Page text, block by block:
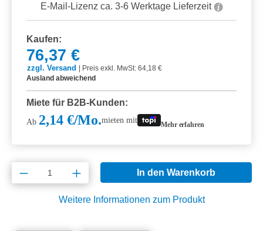
E-Mail-Lizenz ca. 3-6 Werktage Lieferzeit
Kaufen:
76,37 €
zzgl. Versand
Preis exkl. MwSt: 64,18 €
Ausland abweichend
Miete für B2B-Kunden:
Ab 2,14 €/Mo.mieten mit Mehr erfahren
Produkt Anzahl: Gib den gewünschten
In den Warenkorb
Weitere Informationen zum Produkt